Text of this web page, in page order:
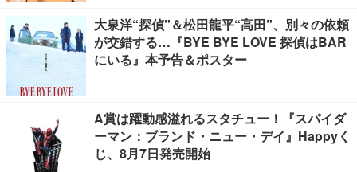
大泉洋“探偵”＆松田龍平“高田”、別々の依頼
が交錯する…『BYE BYE LOVE 探偵はBAR
にいる』本予告＆ポスター
A賞は躍動感溢れるスタチュー！『スパイダ
ーマン：ブランド・ニュー・デイ』Happyく
じ、8月7日発売開始